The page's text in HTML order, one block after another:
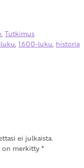
, Tutkimus
, 1600-luku, historia
ei julkaista.
on merkitty*